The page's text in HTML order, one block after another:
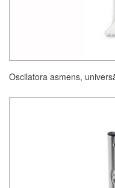
Oscilatora asmens,